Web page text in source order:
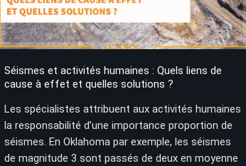
Séismes et activités humaines : Quels liens de
cause à effet et quelles solutions ?
Les spécialistes attribuent aux activités humaines
la responsabilité d’une importance proportion de
séismes. En Oklahoma par exemple, les séismes
de magnitude 3 sont passés de deux en moyenne